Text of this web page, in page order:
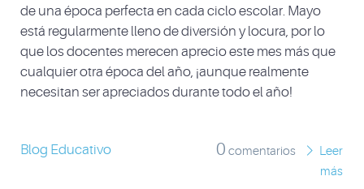
de una época perfecta en cada ciclo escolar. Mayo
está regularmente lleno de diversión y locura, por lo
que los docentes merecen aprecio este mes más que
cualquier otra época del año, ¡aunque realmente
necesitan ser apreciados durante todo el año!
Blog Educativo 0 comentarios
Leer
más